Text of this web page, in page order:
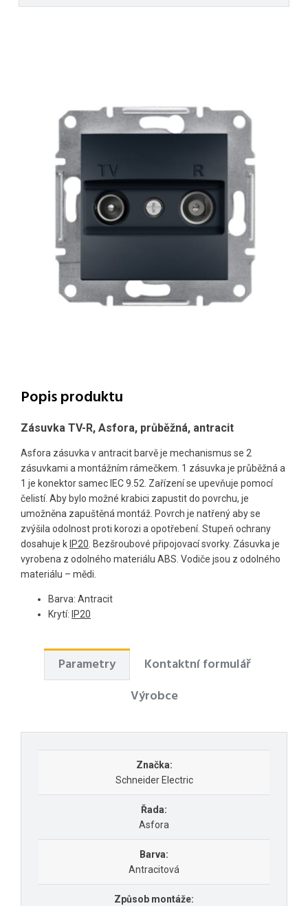
Popis produktu
Zásuvka TV-R, Asfora, průběžná, antracit
Asfora zásuvka v antracit barvě je mechanismus se 2
zásuvkami a montážním rámečkem. 1 zásuvka je průběžná a
1 je konektor samec IEC 9.52. Zařízení se upevňuje pomocí
čelistí. Aby bylo možné krabici zapustit do povrchu, je
umožněna zapuštěná montáž. Povrch je natřený aby se
zvýšila odolnost proti korozi a opotřebení. Stupeň ochrany
dosahuje k IP20 . Bezšroubové připojovací svorky. Zásuvka je
vyrobena z odolného materiálu ABS. Vodiče jsou z odolného
materiálu – mědi.
Barva: Antracit
Krytí: IP20
Parametry
Kontaktní formulář
Výrobce
Značka:
Schneider Electric
Řada:
Asfora
Barva:
Antracitová
Způsob montáže: